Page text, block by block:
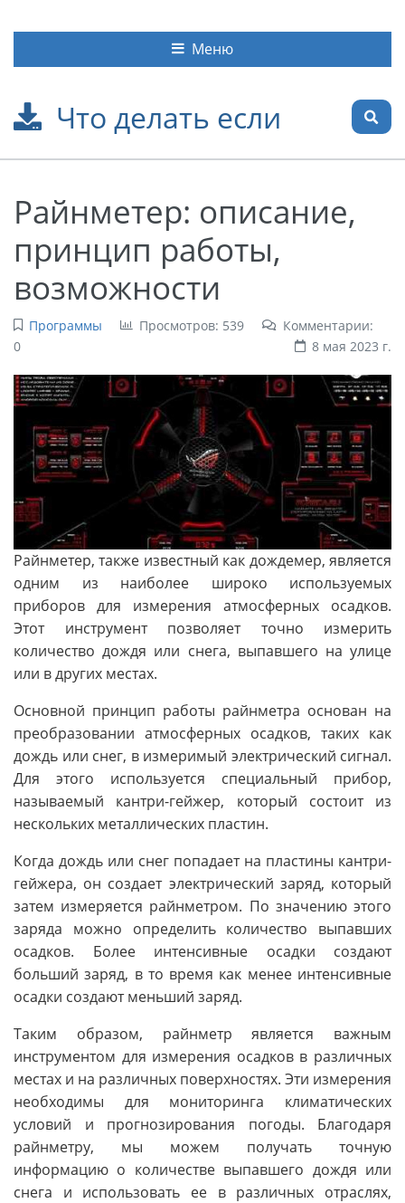
Что делать если
Меню
Райнметер: описание,
принцип работы,
возможности
Программы Просмотров: 539
Комментарии:
0
8 мая 2023 г.
Райнметер, также известный как дождемер, является
одним из наиболее широко используемых
приборов для измерения атмосферных осадков.
Этот инструмент позволяет точно измерить
количество дождя или снега, выпавшего на улице
или в других местах.
Основной принцип работы райнметра основан на
преобразовании атмосферных осадков, таких как
дождь или снег, в измеримый электрический сигнал.
Для этого используется специальный прибор,
называемый кантри-гейжер, который состоит из
нескольких металлических пластин.
Когда дождь или снег попадает на пластины кантри-
гейжера, он создает электрический заряд, который
затем измеряется райнметром. По значению этого
заряда можно определить количество выпавших
осадков. Более интенсивные осадки создают
больший заряд, в то время как менее интенсивные
осадки создают меньший заряд.
Таким образом, райнметр является важным
инструментом для измерения осадков в различных
местах и на различных поверхностях. Эти измерения
необходимы для мониторинга климатических
условий и прогнозирования погоды. Благодаря
райнметру, мы можем получать точную
информацию о количестве выпавшего дождя или
снега и использовать ее в различных отраслях,